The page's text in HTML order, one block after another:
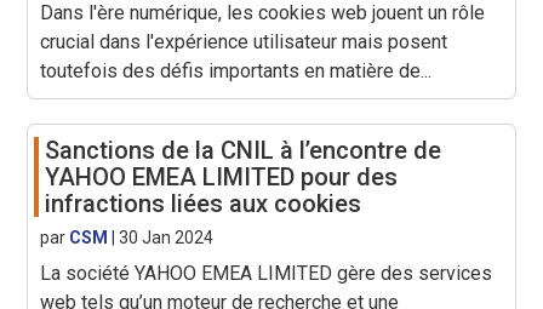
Dans l'ère numérique, les cookies web jouent un rôle
crucial dans l'expérience utilisateur mais posent
toutefois des défis importants en matière de...
Sanctions de la CNIL à l’encontre de
YAHOO EMEA LIMITED pour des
infractions liées aux cookies
par CSM |30 Jan 2024
La société YAHOO EMEA LIMITED gère des services
web tels qu’un moteur de recherche et une